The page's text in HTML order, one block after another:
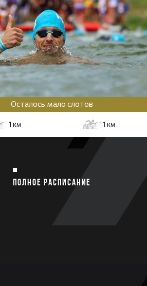
Осталось мало слотов
1 км 1км
ПОЛНОЕ РАСПИСАНИЕ